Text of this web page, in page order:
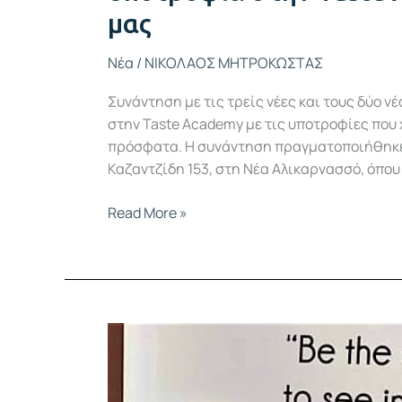
μας
Νέα / ΝΙΚΟΛΑΟΣ ΜΗΤΡΟΚΩΣΤΑΣ
Συνάντηση με τις τρείς νέες και τους δύο
στην Taste Academy με τις υποτροφίες
πρόσφατα. Η συνάντηση
Καζαντζίδη 153, στη Νέα Αλικαρνασσό,
Read More »